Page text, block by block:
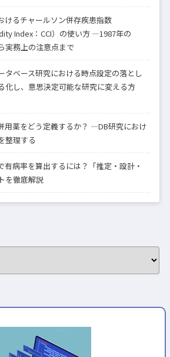
けるチャールソン併存疾患指数
Index：CCI）の使い方 —1987年の
実務上の注意点まで
タベース研究における時点設定の落とし
化し、意思決定可能な研究に変える方
用薬をどう定義するか？ —DB研究におけ
整理する
有病率を算出するには？「推定・設計・
を徹底解説